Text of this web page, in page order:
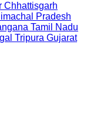
Chhattisgarh
Pradesh
Tamil Nadu
Tripura Gujarat